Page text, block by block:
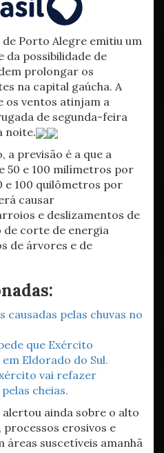
de Porto Alegre emitiu um
possibilidade de
prolongar os
na capital gaúcha. A
os ventos atinjam a
de segunda-feira
noite.
a previsão é a que a
50 e 100 milímetros por
e 100 quilômetros por
causar
e deslizamentos de
de corte de energia
de árvores e de
pelas chuvas no
que Exército
Eldorado do Sul.
vai refazer
cheias.
alertou ainda sobre o alto
erosivos e
áreas suscetíveis amanhã